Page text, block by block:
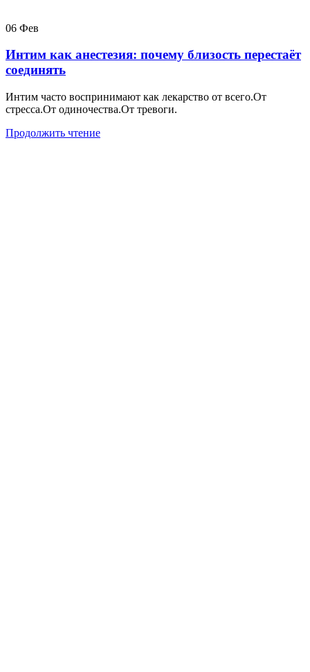
06 Фев
Интим как анестезия: почему близость перестаёт
соединять
Интим часто воспринимают как лекарство от всего.От
стресса.От одиночества.От тревоги.
Продолжить чтение